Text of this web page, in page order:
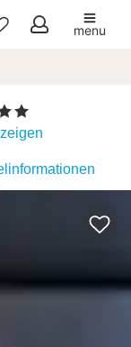
Meine
menu